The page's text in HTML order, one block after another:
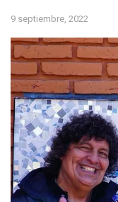
9 septiembre, 2022